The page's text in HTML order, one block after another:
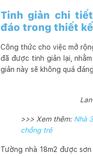
Tinh giản chi
đáo trong thiết
Công thức cho việc mở
đã được tinh giản lại,
giản này sẽ không quá
>>> Xem thêm: Nhà
chồng trẻ
Tường nhà 18m2 được